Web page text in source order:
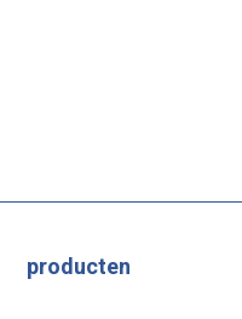
producten